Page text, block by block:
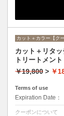
カット＋カラー【クー
カット＋リタ
トリートメント
￥19,800 > ￥
Terms of use
Expiration Date：
クーポンについて